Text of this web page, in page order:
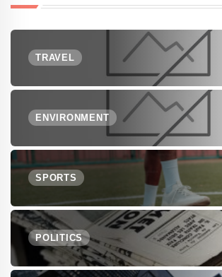
TRAVEL
ENVIRONMENT
SPORTS
POLITICS